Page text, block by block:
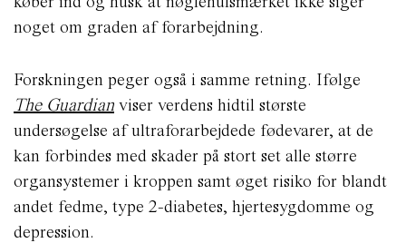
noget om graden af forarbejdning.
Forskningen peger også i samme retning. Ifølge
The Guardian viser verdens hidtil største
undersøgelse af ultraforarbejdede fødevarer, at de
kan forbindes med skader på stort set alle større
organsystemer i kroppen samt øget risiko for blandt
andet fedme, type 2-diabetes, hjertesygdomme og
depression.